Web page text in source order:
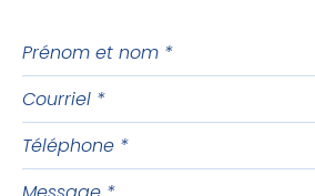
Prénom
nom
Courriel
Téléphone
Message